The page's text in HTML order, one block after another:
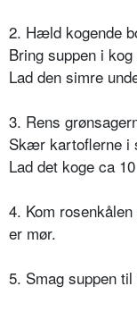
2. Hæld kogende
Bring suppen i
Lad den simre
3. Rens
Skær kartoflerne i
Lad det koge ca
4. Kom
er mør.
5. Smag suppen